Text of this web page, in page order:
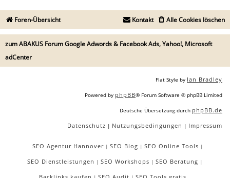
Foren-Übersicht Alle Cookies löschen
Kontakt
zum ABAKUS Forum Google Adwords & Facebook Ads, Yahoo!, Microsoft
adCenter
Flat Style by Ian Bradley
Powered by phpBB® Forum Software © phpBB Limited
Deutsche Übersetzung durch phpBB.de
Datenschutz | Nutzungsbedingungen | Impressum
SEO Agentur Hannover| SEO Blog | SEO Online Tools |
SEO Dienstleistungen | SEO Workshops | SEO Beratung |